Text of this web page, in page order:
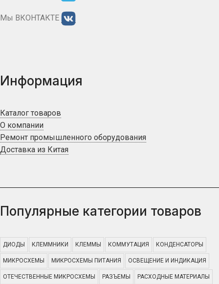
Мы ВКОНТАКТЕ
Информация
Каталог товаров
О компании
Ремонт промышленного оборудования
Доставка из Китая
Популярные категории товаров
ДИОДЫ КЛЕММНИКИ КЛЕММЫ КОММУТАЦИЯ КОНДЕНСАТОРЫ
МИКРОСХЕМЫ МИКРОСХЕМЫ ПИТАНИЯ ОСВЕЩЕНИЕ И ИНДИКАЦИЯ
ОТЕЧЕСТВЕННЫЕ МИКРОСХЕМЫ РАЗЪЕМЫ РАСХОДНЫЕ МАТЕРИАЛЫ